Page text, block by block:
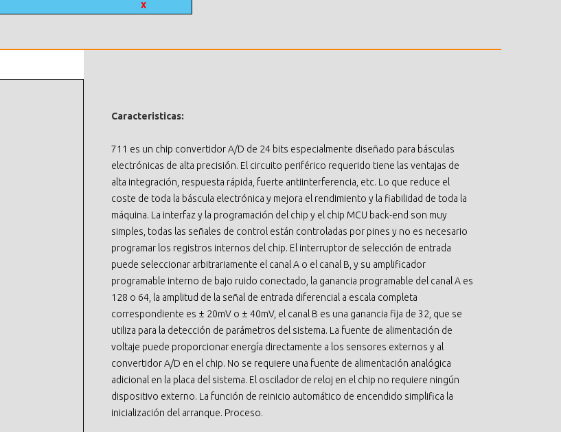
X
Caracteristicas:
711 es un chip convertidor A/D de 24 bits especialmente diseñado para básculas
electrónicas de alta precisión. El circuito periférico requerido tiene las ventajas de
alta integración, respuesta rápida, fuerte antiinterferencia, etc. Lo que reduce el
coste de toda la báscula electrónica y mejora el rendimiento y la fiabilidad de toda la
máquina. La interfaz y la programación del chip y el chip MCU back-end son muy
simples, todas las señales de control están controladas por pines y no es necesario
programar los registros internos del chip. El interruptor de selección de entrada
puede seleccionar arbitrariamente el canal A o el canal B, y su amplificador
programable interno de bajo ruido conectado, la ganancia programable del canal A es
128 o 64, la amplitud de la señal de entrada diferencial a escala completa
correspondiente es ± 20mV o ± 40mV, el canal B es una ganancia fija de 32, que se
utiliza para la detección de parámetros del sistema. La fuente de alimentación de
voltaje puede proporcionar energía directamente a los sensores externos y al
convertidor A/D en el chip. No se requiere una fuente de alimentación analógica
adicional en la placa del sistema. El oscilador de reloj en el chip no requiere ningún
dispositivo externo. La función de reinicio automático de encendido simplifica la
inicialización del arranque. Proceso.